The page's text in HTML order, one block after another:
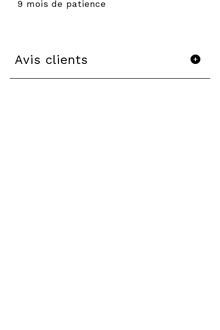
9 mois de patience
Avis clients